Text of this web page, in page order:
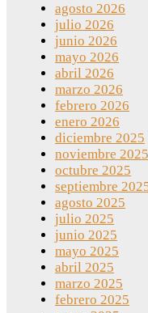
agosto 2026
julio 2026
junio 2026
mayo 2026
abril 2026
marzo 2026
febrero 2026
enero 2026
diciembre 2025
noviembre 2025
octubre 2025
septiembre
agosto 2025
julio 2025
junio 2025
mayo 2025
abril 2025
marzo 2025
febrero 2025